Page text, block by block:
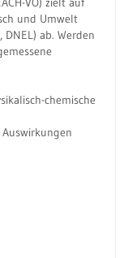
und Umwelt
ab. Werden
chemische